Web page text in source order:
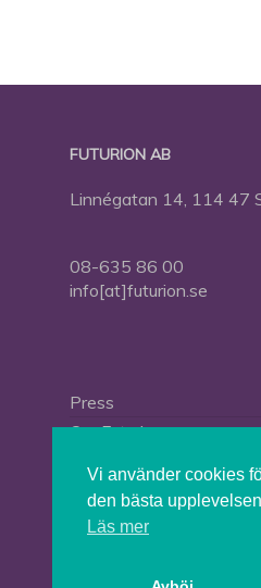
FUTURION AB
Linnégatan 14, 114 47
08-635 86 00
info[at]futurion.se
Press
Om Futurion
Vi använder cookies
den bästa
Läs mer